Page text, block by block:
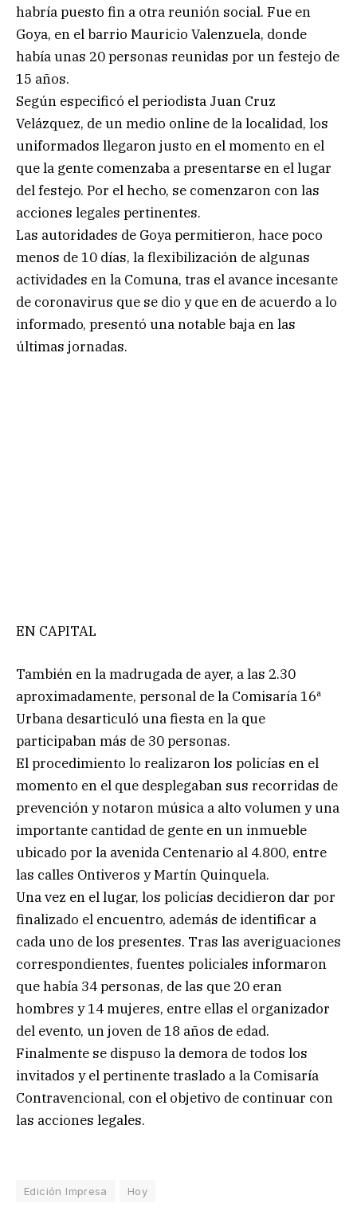
habría puesto fin a otra reunión social. Fue en
Goya, en el barrio Mauricio Valenzuela, donde
había unas 20 personas reunidas por un festejo de
15 años.
Según especificó el periodista Juan Cruz
Velázquez, de un medio online de la localidad, los
uniformados llegaron justo en el momento en el
que la gente comenzaba a presentarse en el lugar
del festejo. Por el hecho, se comenzaron con las
acciones legales pertinentes.
Las autoridades de Goya permitieron, hace poco
menos de 10 días, la flexibilización de algunas
actividades en la Comuna, tras el avance incesante
de coronavirus que se dio y que en de acuerdo a lo
informado, presentó una notable baja en las
últimas jornadas.
EN CAPITAL
También en la madrugada de ayer, a las 2.30
aproximadamente, personal de la Comisaría 16ª
Urbana desarticuló una fiesta en la que
participaban más de 30 personas.
El procedimiento lo realizaron los policías en el
momento en el que desplegaban sus recorridas de
prevención y notaron música a alto volumen y una
importante cantidad de gente en un inmueble
ubicado por la avenida Centenario al 4.800, entre
las calles Ontiveros y Martín Quinquela.
Una vez en el lugar, los policías decidieron dar por
finalizado el encuentro, además de identificar a
cada uno de los presentes. Tras las averiguaciones
correspondientes, fuentes policiales informaron
que había 34 personas, de las que 20 eran
hombres y 14 mujeres, entre ellas el organizador
del evento, un joven de 18 años de edad.
Finalmente se dispuso la demora de todos los
invitados y el pertinente traslado a la Comisaría
Contravencional, con el objetivo de continuar con
las acciones legales.
Edición Impresa Hoy